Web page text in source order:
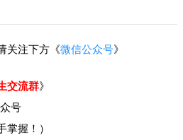
关注下方《微信公众号》
交流群》
掌握！）